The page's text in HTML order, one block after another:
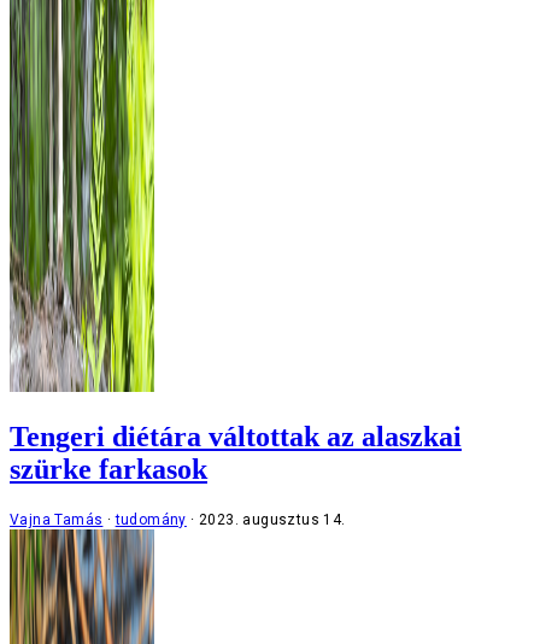
Tengeri diétára váltottak az alaszkai
szürke farkasok
Vajna Tamás tudomány 2023. augusztus 14.